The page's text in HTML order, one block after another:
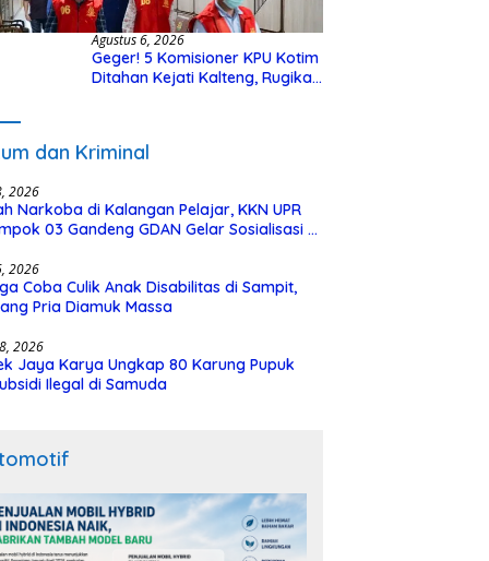
Agustus 6, 2026
Geger! 5 Komisioner KPU Kotim
Ditahan Kejati Kalteng, Rugikan
dan Kriminal
2026
Narkoba di Kalangan Pelajar, KKN UPR
03 Gandeng GDAN Gelar Sosialisasi di
2026
Coba Culik Anak Disabilitas di Sampit,
Pria Diamuk Massa
2026
Jaya Karya Ungkap 80 Karung Pupuk
Ilegal di Samuda